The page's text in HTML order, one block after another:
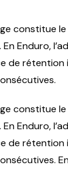
constitue
Enduro,
de
constitue
Enduro,
de